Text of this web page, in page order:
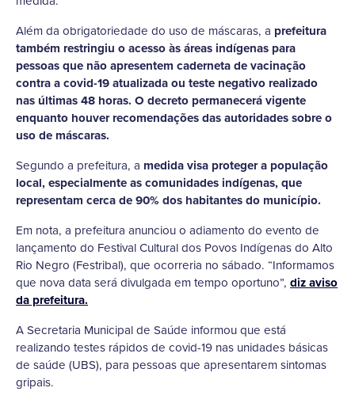
Além da obrigatoriedade do uso de máscaras, a prefeitura
também restringiu o acesso às áreas indígenas para
pessoas que não apresentem caderneta de vacinação
contra a covid-19 atualizada ou teste negativo realizado
nas últimas 48 horas. O decreto permanecerá vigente
enquanto houver recomendações das autoridades sobre o
uso de máscaras.
Segundo a prefeitura, a medida visa proteger a população
local, especialmente as comunidades indígenas, que
representam cerca de 90% dos habitantes do município.
Em nota, a prefeitura anunciou o adiamento do evento de
lançamento do Festival Cultural dos Povos Indígenas do Alto
Rio Negro (Festribal), que ocorreria no sábado. “Informamos
que nova data será divulgada em tempo oportuno”, diz aviso
da prefeitura.
A Secretaria Municipal de Saúde informou que está
realizando testes rápidos de covid-19 nas unidades básicas
de saúde (UBS), para pessoas que apresentarem sintomas
gripais.